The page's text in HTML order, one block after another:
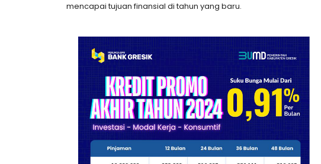
mencapai tujuan finansial di tahun yang baru.